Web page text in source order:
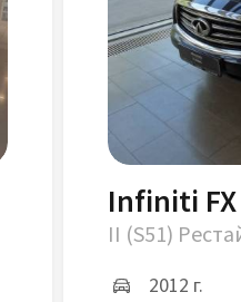
Infiniti FX
II (S51)
2012 г.